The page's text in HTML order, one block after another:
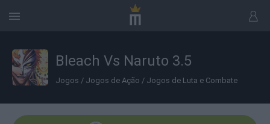
Bleach Vs Naruto 3.5
Jogos / Jogos de Ação / Jogos de Luta e Combate